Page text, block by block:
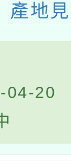
產地
04-20